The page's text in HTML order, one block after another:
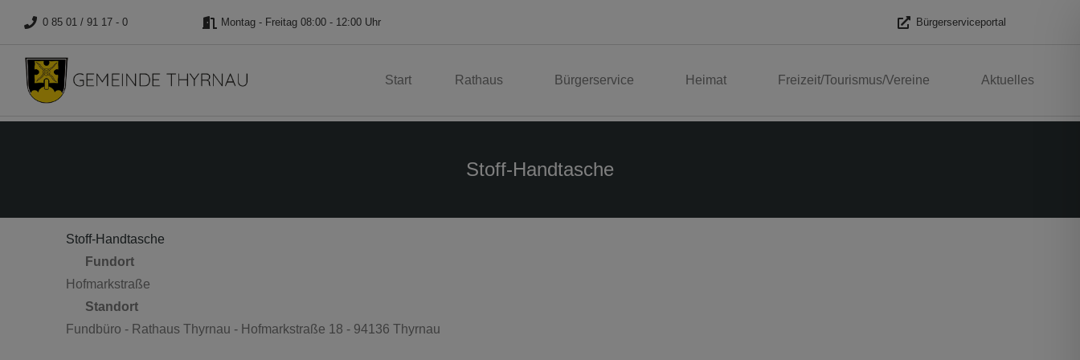
0 85 01 / 91 17 - 0 Montag - Freitag 08:00 - 12:00 Uhr Bürgerserviceportal
Start Rathaus Bürgerservice Heimat Freizeit/Tourismus/Vereine Aktuelles
Stoff-Handtasche
Stoff-Handtasche
Fundort
Hofmarkstraße
Standort
Fundbüro - Rathaus Thyrnau - Hofmarkstraße 18 - 94136 Thyrnau